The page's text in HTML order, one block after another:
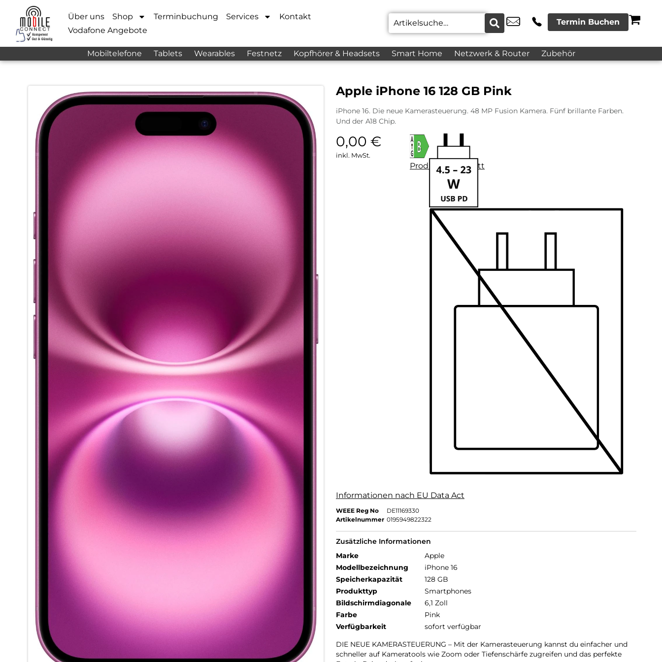
Über uns Shop Terminbuchung Services
Kontakt
Vodafone Angebote
Termin Buchen
Mobiltelefone Tablets Wearables Festnetz Kopfhörer & Headsets Smart Home Netzwerk & Router Zubehör
Apple iPhone 16 128 GB Pink
iPhone 16. Die neue Kamerasteuerung. 48 MP Fusion Kamera. Fünf brillante Farben.
Und der A18 Chip.
0,00 €
inkl. MwSt.
Produktdatenblatt
Informationen nach EU Data Act
WEEE Reg No
DE11169330
Artikelnummer 0195949822322
Zusätzliche Informationen
Marke
Apple
Modellbezeichnung
iPhone 16
Speicherkapazität
128 GB
Produkttyp
Smartphones
Bildschirmdiagonale
6,1 Zoll
Farbe
Pink
Verfügbarkeit
sofort verfügbar
DIE NEUE KAMERASTEUERUNG – Mit der Kamerasteuerung kannst du einfacher und
schneller auf Kameratools wie Zoom oder Tiefenschärfe zugreifen und das perfekte